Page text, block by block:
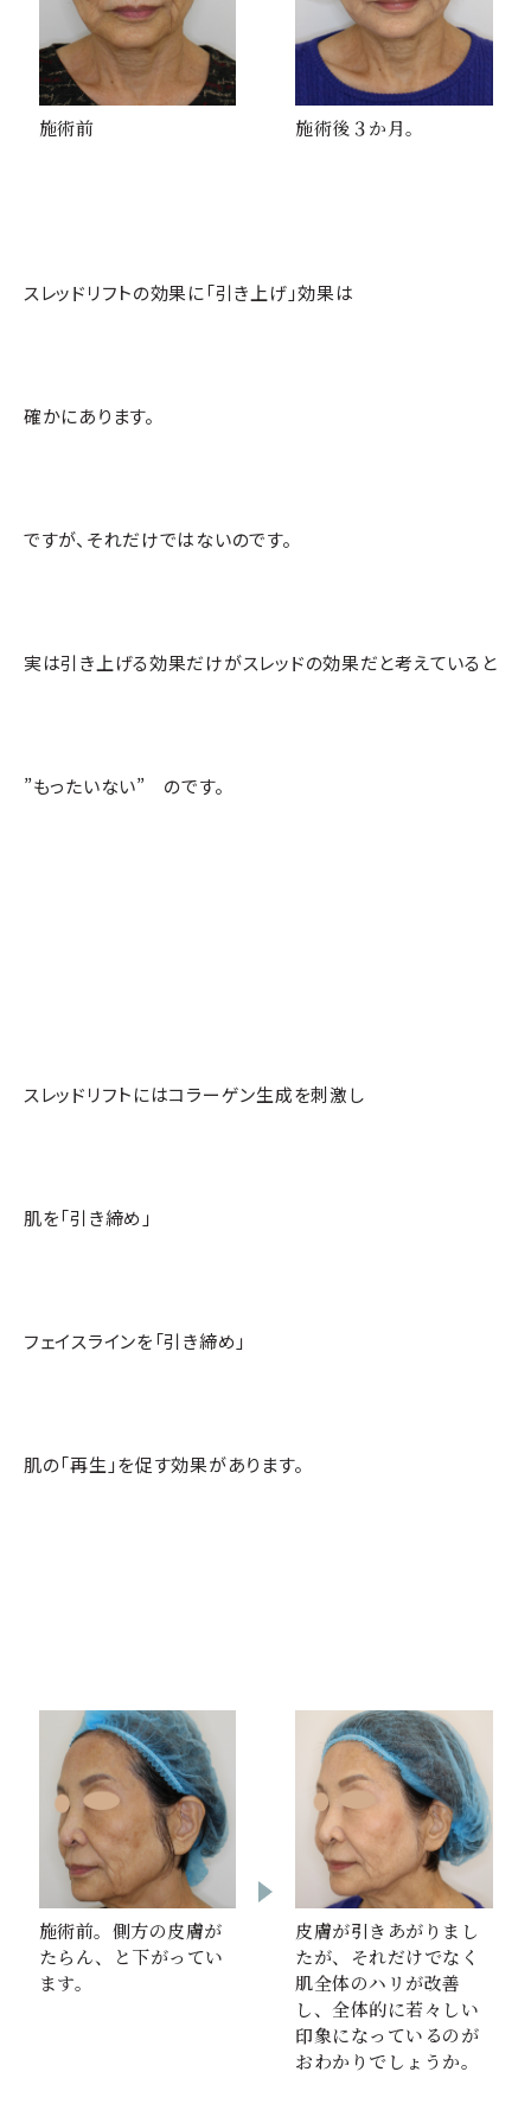
施術前 施術後３か月。
スレッドリフトの効果に「引き上げ」効果は
確かにあります。
ですが、それだけではないのです。
実は引き上げる効果だけがスレッドの効果だと考えていると
”もったいない” のです。
スレッドリフトにはコラーゲン生成を刺激し
肌を「引き締め」
フェイスラインを「引き締め」
肌の「再生」を促す効果があります。
施術前。側方の皮膚が
たらん、と下がってい
ます。
皮膚が引きあがりまし
たが、それだけでなく
肌全体のハリが改善
し、全体的に若々しい
印象になっているのが
おわかりでしょうか。